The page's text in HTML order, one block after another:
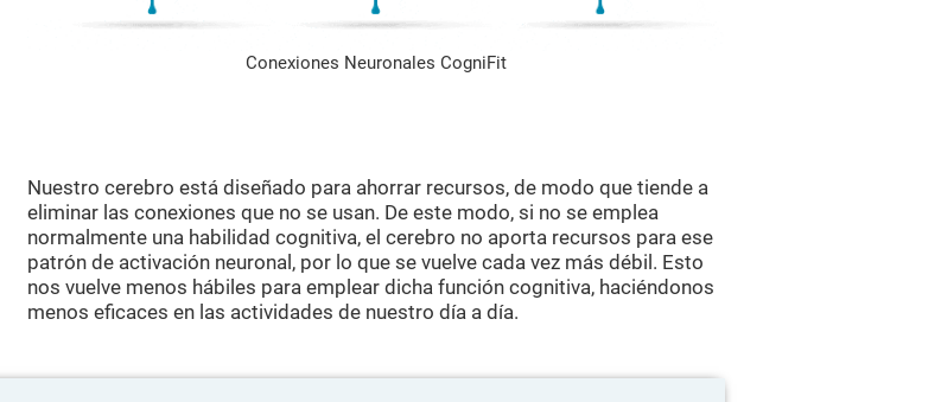
Conexiones Neuronales CogniFit
Nuestro cerebro está diseñado para ahorrar recursos, de modo que tiende a
eliminar las conexiones que no se usan. De este modo, si no se emplea
normalmente una habilidad cognitiva, el cerebro no aporta recursos para ese
patrón de activación neuronal, por lo que se vuelve cada vez más débil. Esto
nos vuelve menos hábiles para emplear dicha función cognitiva, haciéndonos
menos eficaces en las actividades de nuestro día a día.